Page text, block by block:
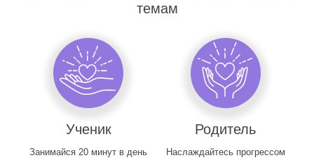
темам
Ученик
Занимайся 20 минут в день
Родитель
Наслаждайтесь прогрессом